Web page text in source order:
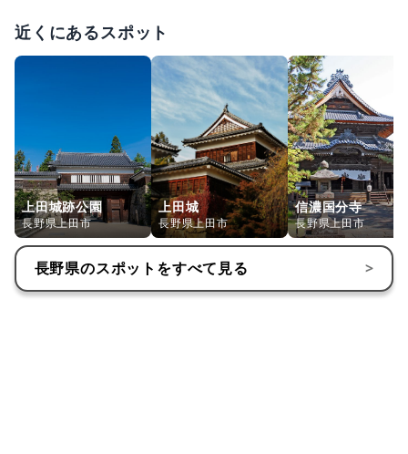
近くにあるスポット
上田城跡公園
長野県上田市
上田城
長野県上田市
信濃国分寺
長野県上田市
長野県のスポットをすべて見る >